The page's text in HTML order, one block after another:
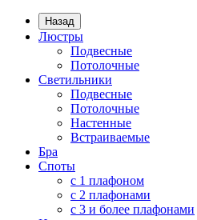
Назад
Люстры
Подвесные
Потолочные
Светильники
Подвесные
Потолочные
Настенные
Встраиваемые
Бра
Споты
с 1 плафоном
с 2 плафонами
с 3 и более плафонами